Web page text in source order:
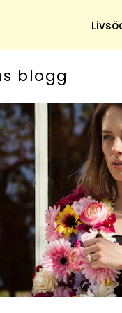
& Trädgård
Hushåll
Ekonomi
Mat & Dryck
& Antikt
DIY - Gör Det Själv
blogg